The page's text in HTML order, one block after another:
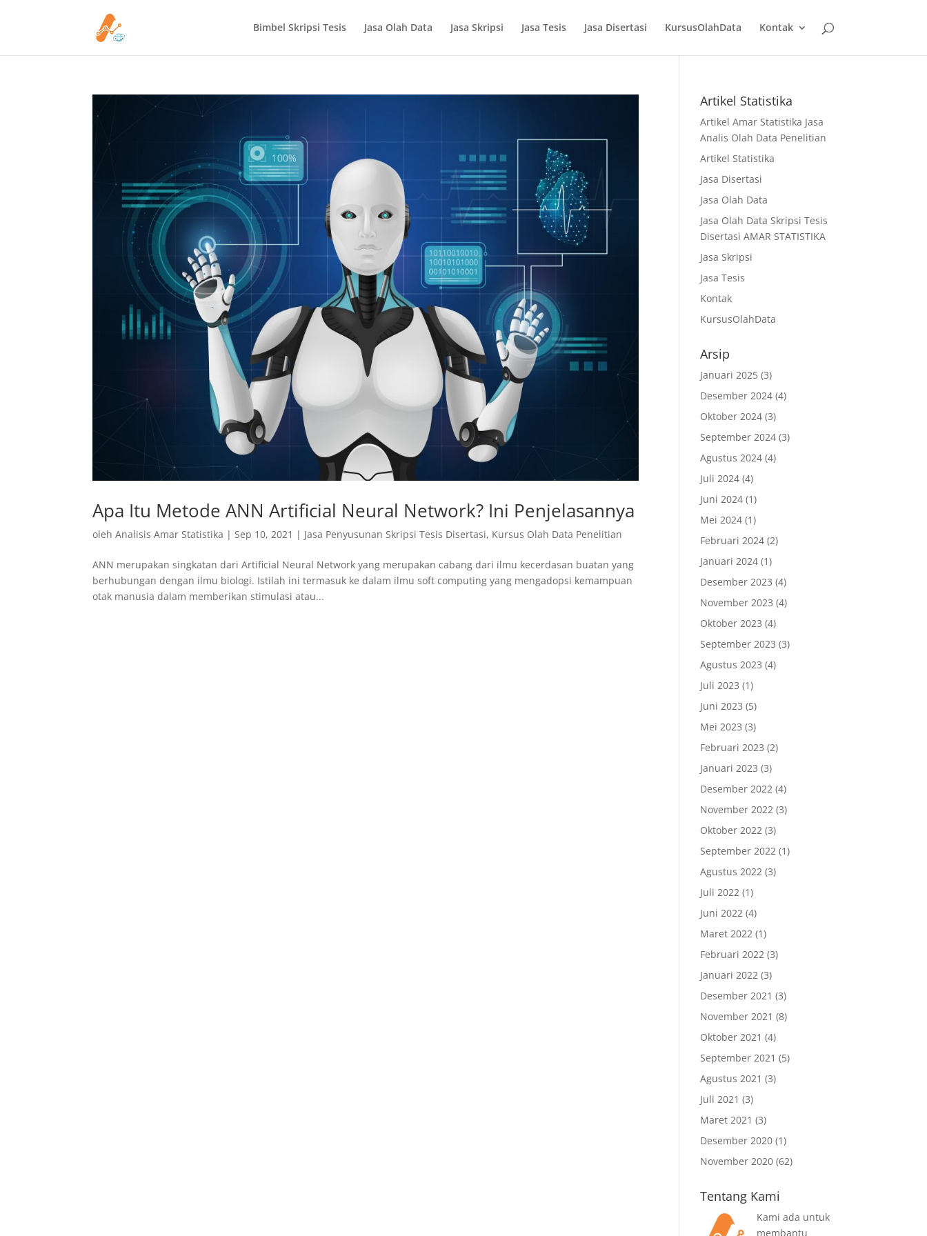
Bimbel Skripsi Tesis Jasa Olah Data Jasa Skripsi Jasa Tesis Jasa Disertasi KursusOlahData Kontak
Apa Itu Metode ANN Artificial Neural Network? Ini Penjelasannya
olehAnalisis Amar Statistika | Sep 10, 2021 | Jasa Penyusunan Skripsi Tesis Disertasi, Kursus Olah Data Penelitian
ANN merupakan singkatan dari Artificial Neural Network yang merupakan cabang dari ilmu kecerdasan buatan yang
berhubungan dengan ilmu biologi. Istilah ini termasuk ke dalam ilmu soft computing yang mengadopsi kemampuan
otak manusia dalam memberikan stimulasi atau...
Artikel Statistika
Artikel Amar Statistika Jasa
Analis Olah Data Penelitian
Artikel Statistika
Jasa Disertasi
Jasa Olah Data
Jasa Olah Data Skripsi Tesis
Disertasi AMAR STATISTIKA
Jasa Skripsi
Jasa Tesis
Kontak
KursusOlahData
Arsip
Januari 2025 (3)
Desember 2024 (4)
Oktober 2024 (3)
September 2024 (3)
Agustus 2024 (4)
Juli 2024 (4)
Juni 2024 (1)
Mei 2024 (1)
Februari 2024 (2)
Januari 2024 (1)
Desember 2023 (4)
November 2023 (4)
Oktober 2023 (4)
September 2023 (3)
Agustus 2023 (4)
Juli 2023 (1)
Juni 2023 (5)
Mei 2023 (3)
Februari 2023 (2)
Januari 2023 (3)
Desember 2022 (4)
November 2022 (3)
Oktober 2022 (3)
September 2022 (1)
Agustus 2022 (3)
Juli 2022 (1)
Juni 2022 (4)
Maret 2022 (1)
Februari 2022 (3)
Januari 2022 (3)
Desember 2021 (3)
November 2021 (8)
Oktober 2021 (4)
September 2021 (5)
Agustus 2021 (3)
Juli 2021 (3)
Maret 2021 (3)
Desember 2020 (1)
November 2020 (62)
Tentang Kami
Kami ada untuk
membantu